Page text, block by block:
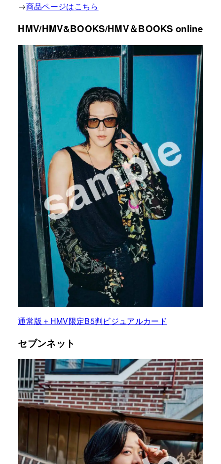
→商品ページはこちら
HMV/HMV&BOOKS/HMV＆BOOKS online
通常版＋HMV限定B5判ビジュアルカード
セブンネット